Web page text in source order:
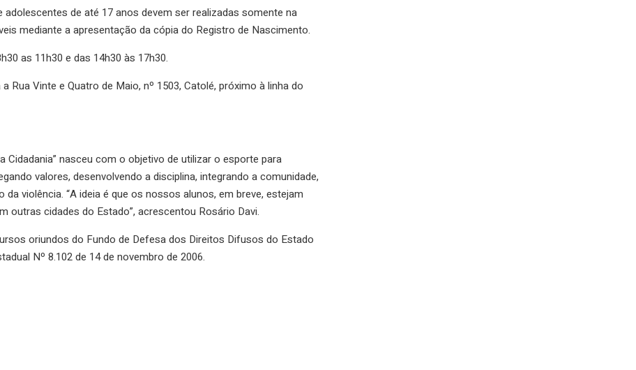
de até 17 anos devem ser realizadas somente na
mediante a apresentação da cópia do Registro de Nascimento.
as 11h30 e das 14h30 às 17h30.
Rua Vinte e Quatro de Maio, nº 1503, Catolé, próximo à linha do
Cidadania” nasceu com o objetivo de utilizar o esporte para
valores, desenvolvendo a disciplina, integrando a comunidade,
violência. “A ideia é que os nossos alunos, em breve, estejam
outras cidades do Estado”, acrescentou Rosário Davi.
oriundos do Fundo de Defesa dos Direitos Difusos do Estado
Nº 8.102 de 14 de novembro de 2006.